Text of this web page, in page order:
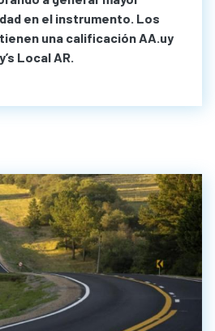
en el instrumento. Los
una calificación AA.uy
Local AR.